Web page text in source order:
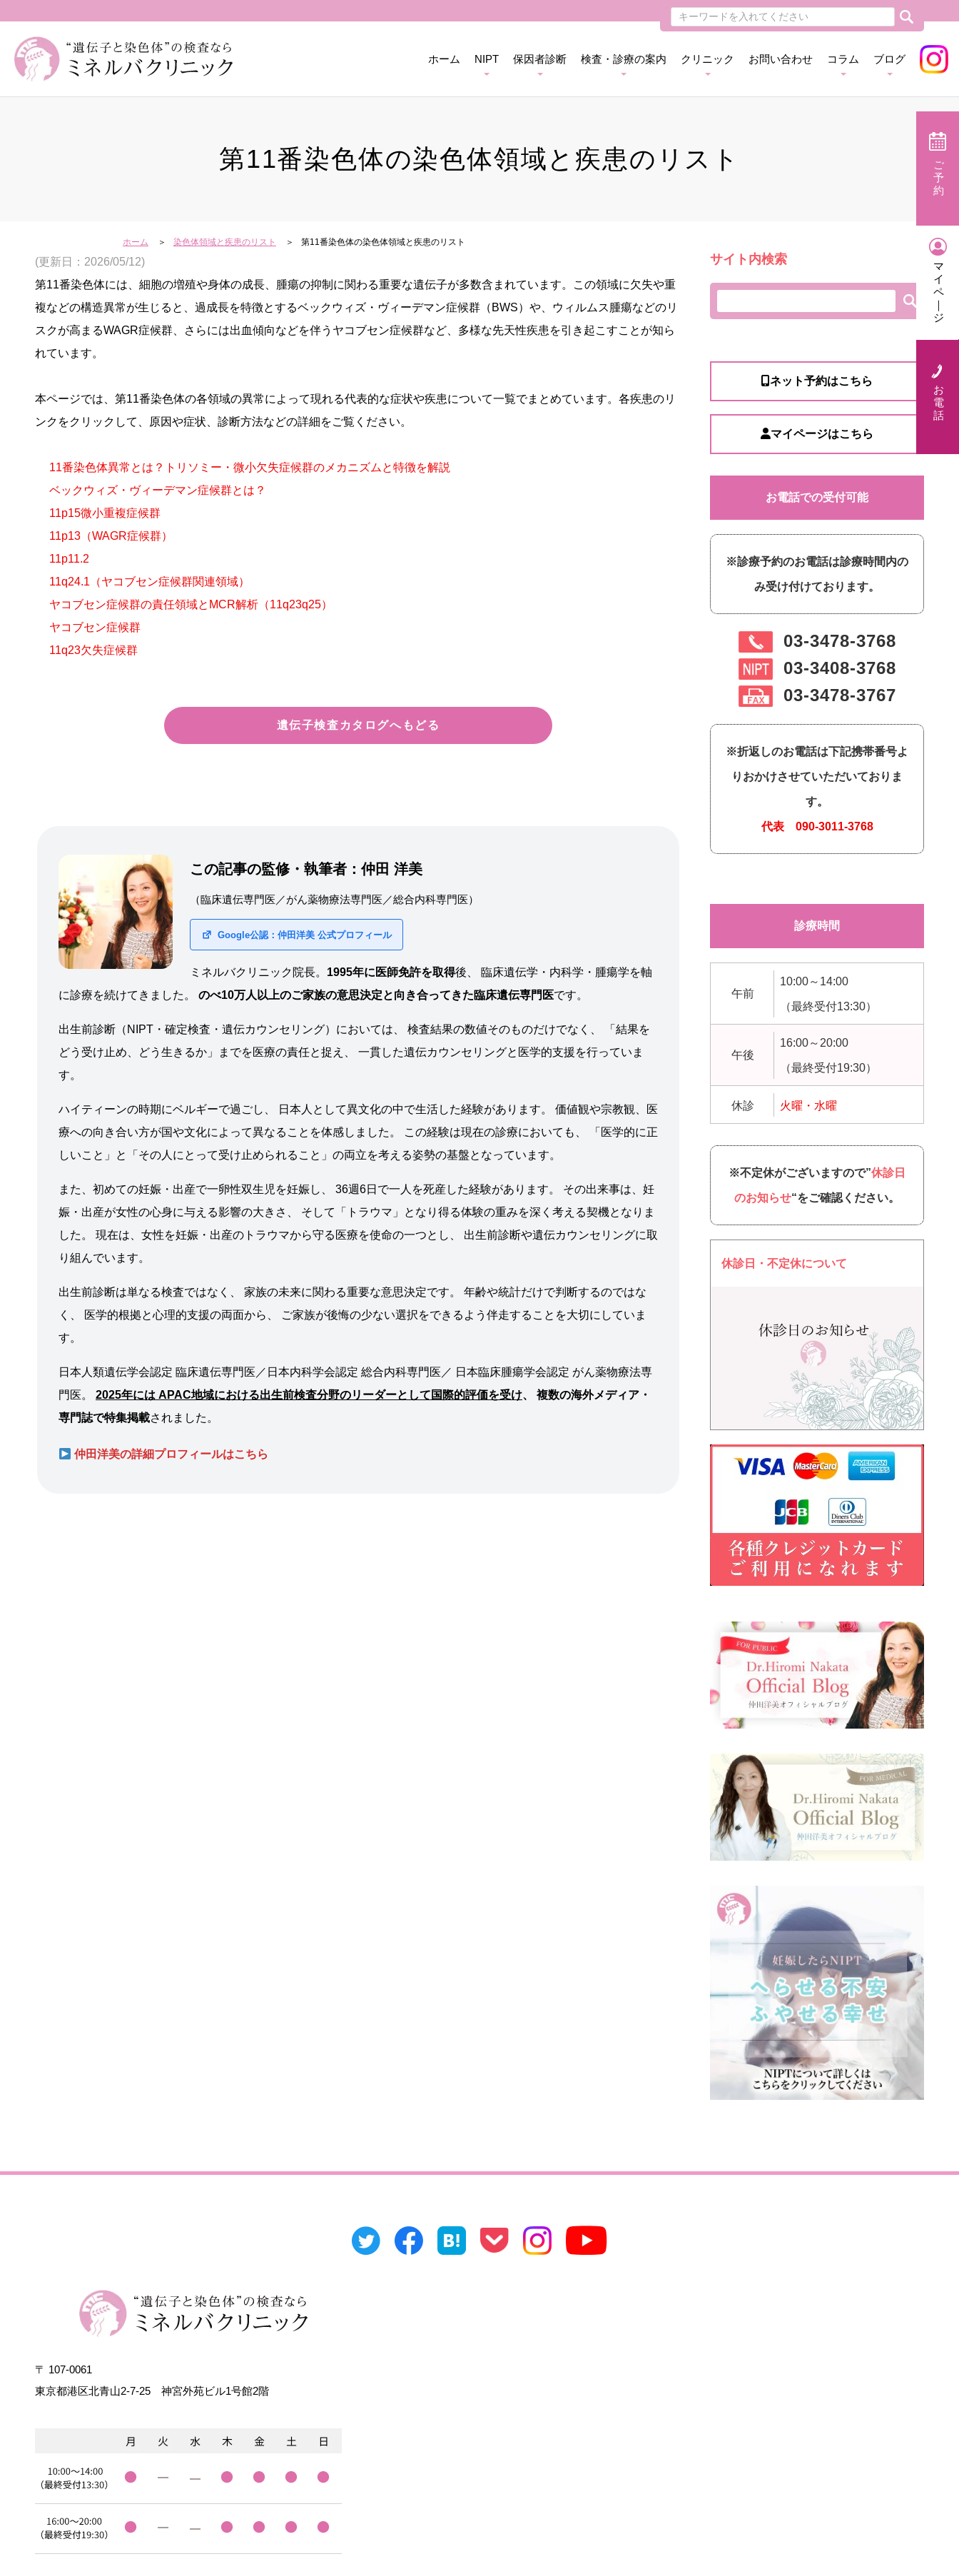
ホーム NIPT 保因者診断 検査・診療の案内 クリニック お問い合わせ コラム ブログ
第11番染色体の染色体領域と疾患のリスト
ホーム 染色体領域と疾患のリスト 第11番染色体の染色体領域と疾患のリスト
(更新日：2026/05/12)
第11番染色体には、細胞の増殖や身体の成長、腫瘍の抑制に関わる重要な遺伝子が多数含まれています。この領域に欠失や重
複などの構造異常が生じると、過成長を特徴とするベックウィズ・ヴィーデマン症候群（BWS）や、ウィルムス腫瘍などのリ
スクが高まるWAGR症候群、さらには出血傾向などを伴うヤコブセン症候群など、多様な先天性疾患を引き起こすことが知ら
れています。
本ページでは、第11番染色体の各領域の異常によって現れる代表的な症状や疾患について一覧でまとめています。各疾患のリ
ンクをクリックして、原因や症状、診断方法などの詳細をご覧ください。
11番染色体異常とは？トリソミー・微小欠失症候群のメカニズムと特徴を解説
ベックウィズ・ヴィーデマン症候群とは？
11p15微小重複症候群
11p13（WAGR症候群）
11p11.2
11q24.1（ヤコブセン症候群関連領域）
ヤコブセン症候群の責任領域とMCR解析（11q23q25）
ヤコブセン症候群
11q23欠失症候群
遺伝子検査カタログへもどる
この記事の監修・執筆者：仲田 洋美
（臨床遺伝専門医／がん薬物療法専門医／総合内科専門医）
Google公認：仲田洋美 公式プロフィール
ミネルバクリニック院長。 1995年に医師免許を取得後、 臨床遺伝学・内科学・腫瘍学を軸
に診療を続けてきました。 のべ10万人以上のご家族の意思決定と向き合ってきた臨床遺伝専門医です。
出生前診断（NIPT・確定検査・遺伝カウンセリング）においては、 検査結果の数値そのものだけでなく、 「結果を
どう受け止め、どう生きるか」までを医療の責任と捉え、 一貫した遺伝カウンセリングと医学的支援を行っていま
す。
ハイティーンの時期にベルギーで過ごし、 日本人として異文化の中で生活した経験があります。 価値観や宗教観、医
療への向き合い方が国や文化によって異なることを体感しました。 この経験は現在の診療においても、 「医学的に正
しいこと」と「その人にとって受け止められること」の両立を考える姿勢の基盤となっています。
また、初めての妊娠・出産で一卵性双生児を妊娠し、 36週6日で一人を死産した経験があります。 その出来事は、妊
娠・出産が女性の心身に与える影響の大きさ、 そして「トラウマ」となり得る体験の重みを深く考える契機となりま
した。 現在は、女性を妊娠・出産のトラウマから守る医療を使命の一つとし、 出生前診断や遺伝カウンセリングに取
り組んでいます。
出生前診断は単なる検査ではなく、 家族の未来に関わる重要な意思決定です。 年齢や統計だけで判断するのではな
く、 医学的根拠と心理的支援の両面から、 ご家族が後悔の少ない選択をできるよう伴走することを大切にしていま
す。
日本人類遺伝学会認定 臨床遺伝専門医／日本内科学会認定 総合内科専門医／ 日本臨床腫瘍学会認定 がん薬物療法専
門医。 2025年には APAC地域における出生前検査分野のリーダーとして国際的評価を受け、 複数の海外メディア・
専門誌で特集掲載されました。
仲田洋美の詳細プロフィールはこちら
サイト内検索
ネット予約はこちら
マイページはこちら
お電話での受付可能
※診療予約のお電話は診療時間内の
み受け付けております。
03-3478-3768
03-3408-3768
03-3478-3767
※折返しのお電話は下記携帯番号よ
りおかけさせていただいておりま
す。
代表 090-3011-3768
診療時間
午前
10:00～14:00
（最終受付13:30）
午後
16:00～20:00
（最終受付19:30）
休診 火曜・水曜
※不定休がございますので”休診日
のお知らせ“をご確認ください。
休診日・不定休について
〒 107-0061
東京都港区北青山2-7-25 神宮外苑ビル1号館2階
ご
予
約
マ
イ
ペ
｜
ジ
お
電
話